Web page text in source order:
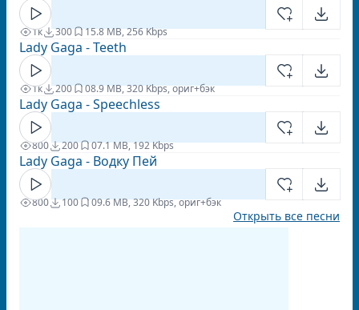
1к 300 15.8 MB, 256 Kbps
Lady Gaga - Teeth
1к 200 08.9 MB, 320 Kbps, ориг+бэк
Lady Gaga - Speechless
800 200 07.1 MB, 192 Kbps
Lady Gaga - Водку Пей
800 100 09.6 MB, 320 Kbps, ориг+бэк
Открыть все песни